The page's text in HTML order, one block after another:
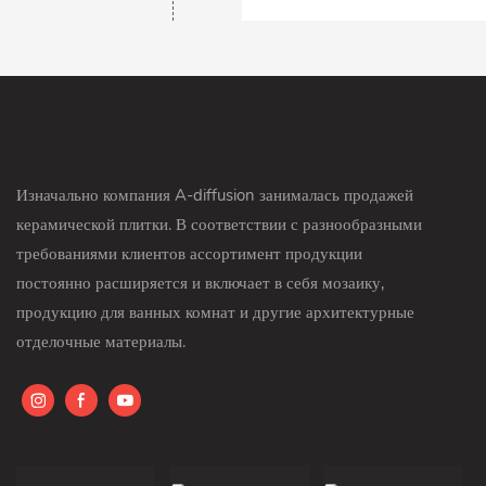
Изначально компания A-diffusion занималась продажей
керамической плитки. В соответствии с разнообразными
требованиями клиентов ассортимент продукции
постоянно расширяется и включает в себя мозаику,
продукцию для ванных комнат и другие архитектурные
отделочные материалы.